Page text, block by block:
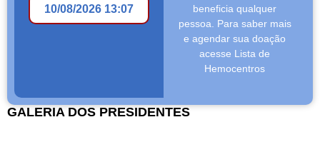
GALERIA DOS PRESIDENTES
10/08/2026 13:07
beneficia qualquer
pessoa. Para saber mais
e agendar sua doação
acesse Lista de
Hemocentros